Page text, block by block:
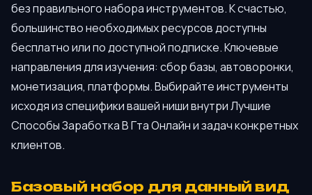
без правильного набора инструментов. К счастью,
большинство необходимых ресурсов доступны
бесплатно или по доступной подписке. Ключевые
направления для изучения: сбор базы, автоворонки,
монетизация, платформы. Выбирайте инструменты
исходя из специфики вашей ниши внутри Лучшие
Способы Заработка В Гта Онлайн и задач конкретных
клиентов.
Базовый набор для данный вид